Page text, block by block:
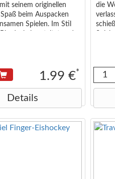
seinem originellen
beim Auspacken
Spielen. Im Stil
Maße: ca. 9,2 × 9,2 × 1,5
sortiert – Auswahl
Jedes Memo-Spiel
Motive
Bierdeckel im Set).
1.99 €*
Details
die